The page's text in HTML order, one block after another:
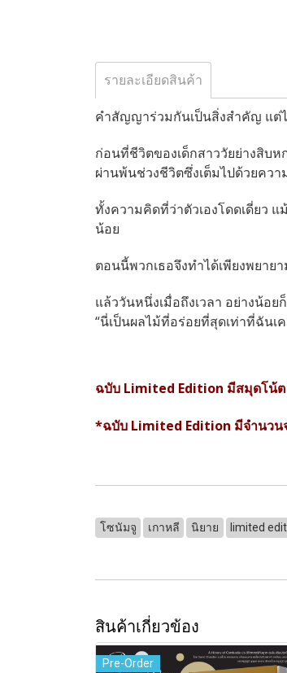
รายละเอียดสินค้า
คำสัญญาร่วมกันเป็นสิ่งสำคัญ แต่
ก่อนที่ชีวิตของเด็กสาววัยย่างสิบ
ผ่านพ้นช่วงชีวิตซึ่งเต็มไปด้วยควา
ทั้งความคิดที่ว่าตัวเองโดดเดี่ยว
น้อย
ตอนนี้พวกเธอจึงทำได้เพียงพยา
แล้ววันหนึ่งเมื่อถึงเวลา อย่างน้อ
“นี่เป็นผลไม้ที่อร่อยที่สุดเท่าที่ฉันเ
ฉบับ Limited Edition มีสมุดโน้
*ฉบับ Limited Edition มีจำนวน
โซนัมจู เกาหลี นิยาย limited
สินค้าเกี่ยวข้อง
Pre-Order